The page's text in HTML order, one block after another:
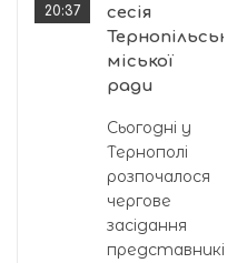
20:37
сесія
Тернопільської
міської
ради
Сьогодні у
Тернополі
розпочалося
чергове
засідання
представників...